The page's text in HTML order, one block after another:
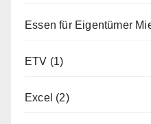
Essen für Eigentümer
ETV (1)
Excel (2)